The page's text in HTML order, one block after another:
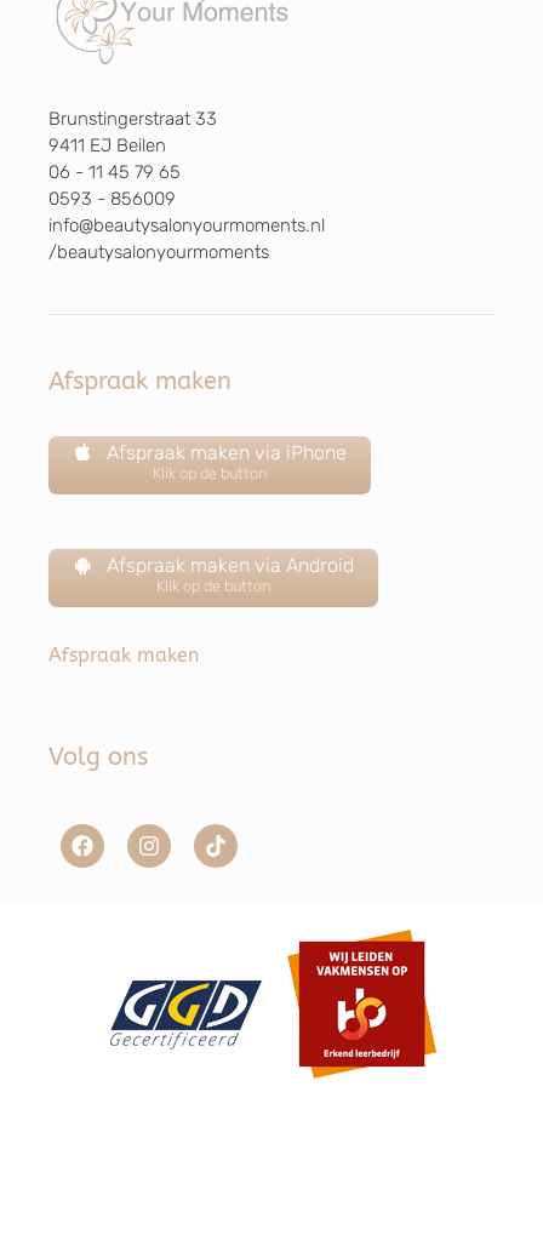
Brunstingerstraat 33
9411 EJ Beilen
06 - 11 45 79 65
0593 - 856009
info@beautysalonyourmoments.nl
/beautysalonyourmoments
Afspraak maken
Afspraak maken via iPhone
Klik op de button
Afspraak maken via Android
Klik op de button
Afspraak maken
Volg ons
Item toegevoegd aan winkelwagen.
Afrekenen